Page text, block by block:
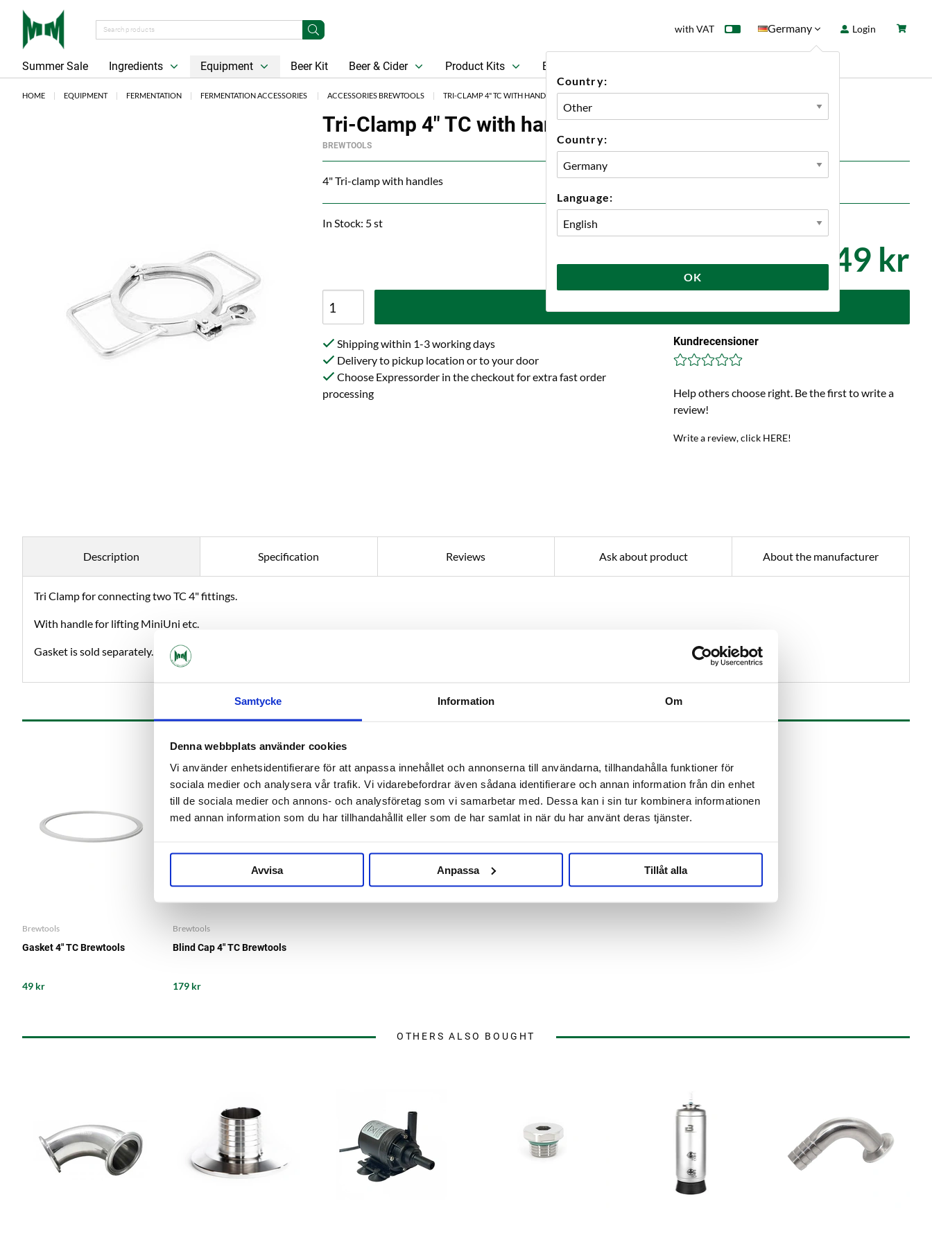
Samtycke Information Om
Denna webbplats använder cookies
Vi använder enhetsidentifierare för att anpassa innehållet och annonserna till användarna, tillhandahålla funktioner för
sociala medier och analysera vår trafik. Vi vidarebefordrar även sådana identifierare och annan information från din enhet
till de sociala medier och annons- och analysföretag som vi samarbetar med. Dessa kan i sin tur kombinera informationen
med annan information som du har tillhandahållit eller som de har samlat in när du har använt deras tjänster.
Avvisa Anpassa Tillåt alla
with VAT Germany
Country:
Country:
Language:
OK
Login
Summer Sale Ingredients Equipment Beer Kit Beer & Cider Product Kits Beer
HOME EQUIPMENT FERMENTATION FERMENTATION ACCESSORIES ACCESSORIES BREWTOOLS TRI-CLAMP 4" TC WITH HANDLES BREWTOOLS
Tri-Clamp 4" TC with handles Brewtools
BREWTOOLS
4" Tri-clamp with handles
In Stock: 5 st
449 kr
Shipping within 1-3 working days
Delivery to pickup location or to your door
Choose Expressorder in the checkout for extra fast order
processing
Kundrecensioner
Help others choose right. Be the first to write a
review!
Write a review, click HERE!
Description Specification Reviews Ask about product About the manufacturer
Tri Clamp for connecting two TC 4" fittings.
With handle for lifting MiniUni etc.
Gasket is sold separately.
Brewtools
Gasket 4" TC Brewtools
49 kr
Brewtools
Blind Cap 4" TC Brewtools
179 kr
OTHERS ALSO BOUGHT